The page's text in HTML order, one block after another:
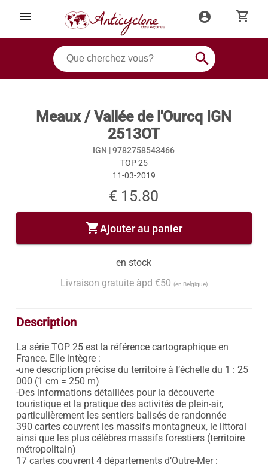
menu account_circle shopping_cart
search
Meaux / Vallée de l'Ourcq IGN
2513OT
IGN |9782758543466
TOP 25
11-03-2019
€ 15.80
shopping_cartAjouter au panier
en stock
Livraison gratuite àpd €50 (en Belgique)
Description
La série TOP 25 est la référence cartographique en
France. Elle intègre :
-une description précise du territoire à l’échelle du 1 : 25
000 (1 cm = 250 m)
-Des informations détaillées pour la découverte
touristique et la pratique des activités de plein-air,
particulièrement les sentiers balisés de randonnée
390 cartes couvrent les massifs montagneux, le littoral
ainsi que les plus célèbres massifs forestiers (territoire
métropolitain)
17 cartes couvrent 4 départements d’Outre-Mer :